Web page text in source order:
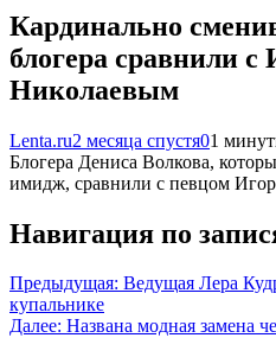
Кардинально
блогера сравнили с
Николаевым
Lenta.ru2 месяца спустя01
Блогера Дениса Волкова,
имидж, сравнили с певцом
Навигация по
Предыдущая: Ведущая Лера
купальнике
Далее: Названа модная замена